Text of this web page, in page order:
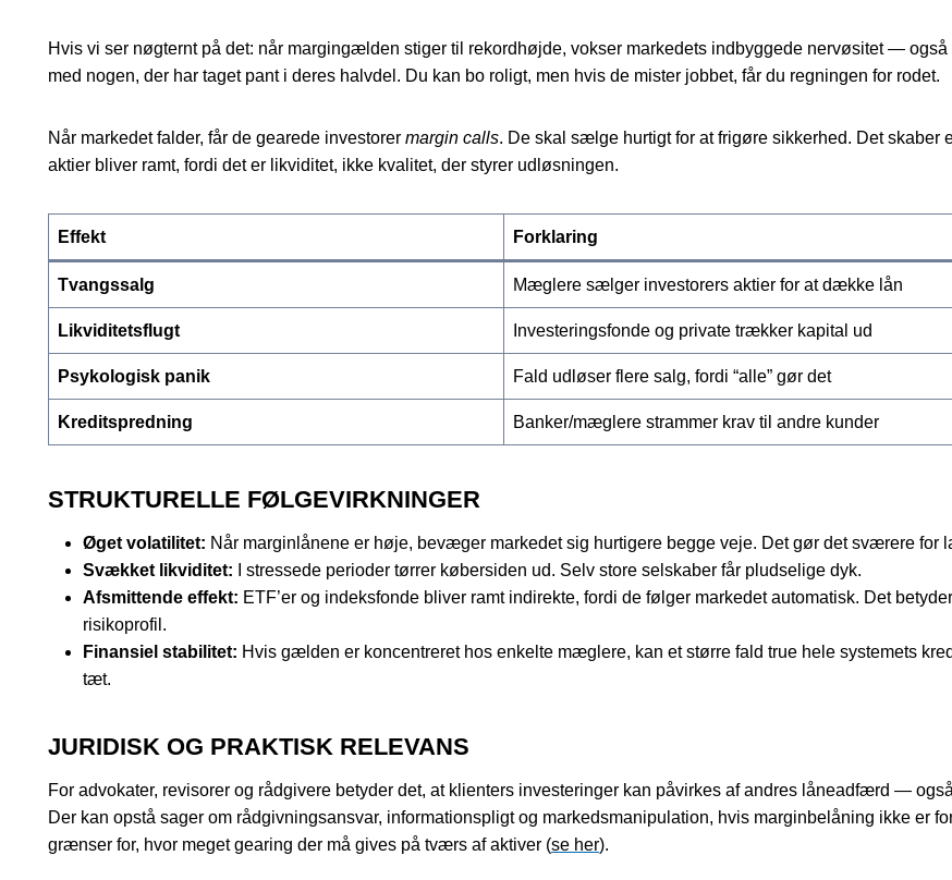
Hvis vi ser nøgternt på det: når margingælden stiger til rekordhøjde, vokser markedets indbyggede nervøsitet —
med nogen, der har taget pant i deres halvdel. Du kan bo roligt, men hvis de mister jobbet, får du regningen for rodet.
Når markedet falder, får de gearede investorer margin calls. De skal sælge hurtigt for at frigøre sikkerhed. Det
aktier bliver ramt, fordi det er likviditet, ikke kvalitet, der styrer udløsningen.
Effekt Forklaring
Tvangssalg Mæglere sælger investorers aktier for at dække lån
Likviditetsflugt Investeringsfonde og private trækker kapital ud
Psykologisk panik Fald udløser flere salg, fordi “alle” gør det
Kreditspredning Banker/mæglere strammer krav til andre kunder
STRUKTURELLE FØLGEVIRKNINGER
Øget volatilitet: Når marginlånene er høje, bevæger markedet sig hurtigere begge veje. Det gør det sværere for
Svækket likviditet: I stressede perioder tørrer købersiden ud. Selv store selskaber får pludselige dyk.
Afsmittende effekt: ETF’er og indeksfonde bliver ramt indirekte, fordi de følger markedet automatisk. Det
risikoprofil.
Finansiel stabilitet: Hvis gælden er koncentreret hos enkelte mæglere, kan et større fald true hele systemets
tæt.
JURIDISK OG PRAKTISK RELEVANS
For advokater, revisorer og rådgivere betyder det, at klienters investeringer kan påvirkes af andres låneadfærd —
Der kan opstå sager om rådgivningsansvar, informationspligt og markedsmanipulation, hvis marginbelåning ikke er
grænser for, hvor meget gearing der må gives på tværs af aktiver (se her).